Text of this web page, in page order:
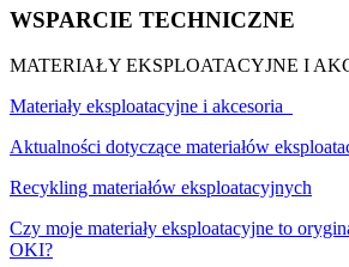
WSPARCIE TECHNICZNE
MATERIAŁY EKSPLOATACYJNE I
Materiały eksploatacyjne i akcesoria
Aktualności dotyczące materiałów
Recykling materiałów eksploatacyjnych
Czy moje materiały eksploatacyjne to
OKI?